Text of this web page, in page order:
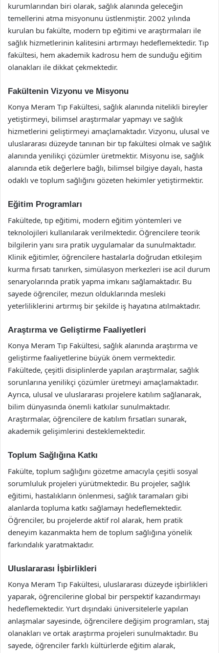
kurumlarından biri olarak, sağlık alanında geleceğin
temellerini atma misyonunu üstlenmiştir. 2002 yılında
kurulan bu fakülte, modern tıp eğitimi ve araştırmaları ile
sağlık hizmetlerinin kalitesini artırmayı hedeflemektedir. Tıp
fakültesi, hem akademik kadrosu hem de sunduğu eğitim
olanakları ile dikkat çekmektedir.
Fakültenin Vizyonu ve Misyonu
Konya Meram Tıp Fakültesi, sağlık alanında nitelikli bireyler
yetiştirmeyi, bilimsel araştırmalar yapmayı ve sağlık
hizmetlerini geliştirmeyi amaçlamaktadır. Vizyonu, ulusal ve
uluslararası düzeyde tanınan bir tıp fakültesi olmak ve sağlık
alanında yenilikçi çözümler üretmektir. Misyonu ise, sağlık
alanında etik değerlere bağlı, bilimsel bilgiye dayalı, hasta
odaklı ve toplum sağlığını gözeten hekimler yetiştirmektir.
Eğitim Programları
Fakültede, tıp eğitimi, modern eğitim yöntemleri ve
teknolojileri kullanılarak verilmektedir. Öğrencilere teorik
bilgilerin yanı sıra pratik uygulamalar da sunulmaktadır.
Klinik eğitimler, öğrencilere hastalarla doğrudan etkileşim
kurma fırsatı tanırken, simülasyon merkezleri ise acil durum
senaryolarında pratik yapma imkanı sağlamaktadır. Bu
sayede öğrenciler, mezun olduklarında mesleki
yeterliliklerini artırmış bir şekilde iş hayatına atılmaktadır.
Araştırma ve Geliştirme Faaliyetleri
Konya Meram Tıp Fakültesi, sağlık alanında araştırma ve
geliştirme faaliyetlerine büyük önem vermektedir.
Fakültede, çeşitli disiplinlerde yapılan araştırmalar, sağlık
sorunlarına yenilikçi çözümler üretmeyi amaçlamaktadır.
Ayrıca, ulusal ve uluslararası projelere katılım sağlanarak,
bilim dünyasında önemli katkılar sunulmaktadır.
Araştırmalar, öğrencilere de katılım fırsatları sunarak,
akademik gelişimlerini desteklemektedir.
Toplum Sağlığına Katkı
Fakülte, toplum sağlığını gözetme amacıyla çeşitli sosyal
sorumluluk projeleri yürütmektedir. Bu projeler, sağlık
eğitimi, hastalıkların önlenmesi, sağlık taramaları gibi
alanlarda topluma katkı sağlamayı hedeflemektedir.
Öğrenciler, bu projelerde aktif rol alarak, hem pratik
deneyim kazanmakta hem de toplum sağlığına yönelik
farkındalık yaratmaktadır.
Uluslararası İşbirlikleri
Konya Meram Tıp Fakültesi, uluslararası düzeyde işbirlikleri
yaparak, öğrencilerine global bir perspektif kazandırmayı
hedeflemektedir. Yurt dışındaki üniversitelerle yapılan
anlaşmalar sayesinde, öğrencilere değişim programları, staj
olanakları ve ortak araştırma projeleri sunulmaktadır. Bu
sayede, öğrenciler farklı kültürlerde eğitim alarak,